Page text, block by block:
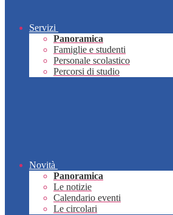
Servizi
Panoramica
Famiglie e studenti
Personale scolastico
Percorsi di studio
Novità
Panoramica
Le notizie
Calendario eventi
Le circolari